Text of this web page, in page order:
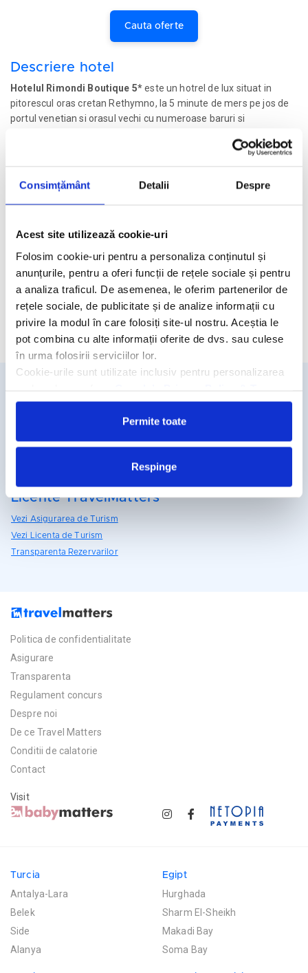
Consimțământ Detalii Despre
Acest site utilizează cookie-uri
Folosim cookie-uri pentru a personaliza conținutul și
anunțurile, pentru a oferi funcții de rețele sociale și pentru
a analiza traficul. De asemenea, le oferim partenerilor de
rețele sociale, de publicitate și de analize informații cu
privire la modul în care folosiți site-ul nostru. Aceștia le
pot combina cu alte informații oferite de dvs. sau culese
în urma folosirii serviciilor lor.
Cookie-urile sunt utilizate inclusiv pentru personalizarea
Permite toate
Respinge
Cauta oferte
Descriere hotel
Hotelul Rimondi Boutique 5*este un hotrel de lux situat in
pitorescul oras cretan Rethymno, la 5 minute de mers pe jos de
portul venetian si orasul vechi cu numeroase baruri si
70 de km distanta de Aeroportul Chania. Hotelul apartine
terasa spatioasa cu piscina inconjurata de palmieri si suite
Camere hotel
Masa:Mic dejun
Cere oferta personalizata
rezervari@travelmatters.ro
Licente TravelMatters
Vezi Asigurarea de Turism
Vezi Licenta de Turism
Transparenta Rezervarilor
Politica de confidentialitate
Asigurare
Transparenta
Regulament concurs
Despre noi
De ce Travel Matters
Conditii de calatorie
Contact
Visit
Turcia
Antalya-Lara
Belek
Side
Alanya
Egipt
Hurghada
Sharm El-Sheikh
Makadi Bay
Soma Bay